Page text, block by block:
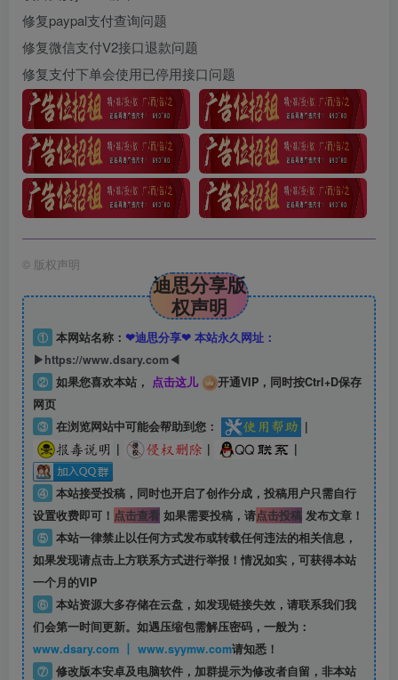
修复paypal支付查询问题
修复微信支付V2接口退款问题
修复支付下单会使用已停用接口问题
© 版权声明
迪思分享版
权声明
① 本网站名称： ❤迪思分享❤ 本站永久网址：
▶https://www.dsary.com◀
② 如果您喜欢本站， 点击这儿
开通VIP，同时按Ctrl+D保存
网页
③ 在浏览网站中可能会帮助到您：
|
|
| |
④ 本站接受投稿，同时也开启了创作分成，投稿用户只需自行
设置收费即可！ 点击查看如果需要投稿，请点击投稿发布文章！
⑤ 本站一律禁止以任何方式发布或转载任何违法的相关信息，
如果发现请点击上方联系方式进行举报！情况如实，可获得本站
一个月的VIP
⑥ 本站资源大多存储在云盘，如发现链接失效，请联系我们我
们会第一时间更新。如遇压缩包需解压密码，一般为：
www.dsary.com 丨 www.syymw.com请知悉！
⑦ 修改版本安卓及电脑软件，加群提示为修改者自留， 非本站